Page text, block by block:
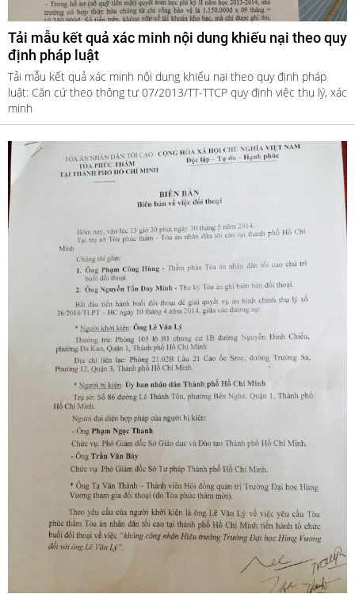
Tải mẫu kết quả xác minh nội dung khiếu nại theo quy
định pháp luật
Tải mẫu kết quả xác minh nội dung khiếu nại theo quy định pháp
luật: Căn cứ theo thông tư 07/2013/TT-TTCP quy định việc thụ lý, xác
minh